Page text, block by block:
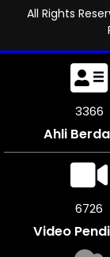
All Rights
3867
Ahli
7734
Video